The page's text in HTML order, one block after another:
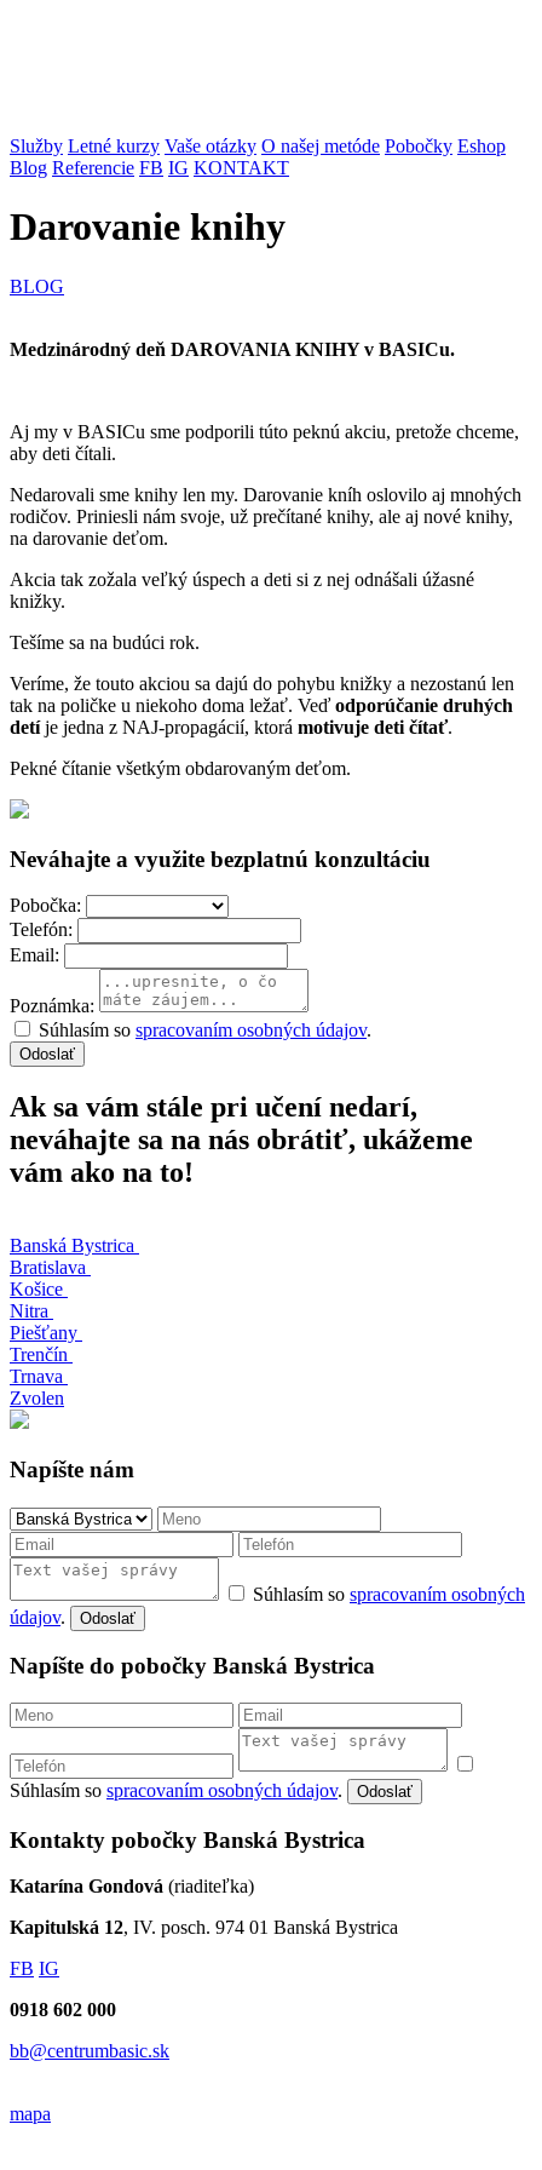
Služby Letné kurzy Vaše otázky O našej metóde Pobočky Eshop
Blog Referencie FB IG KONTAKT
Darovanie knihy
BLOG
Medzinárodný deň DAROVANIA KNIHY v BASICu.
Aj my v BASICu sme podporili túto peknú akciu, pretože chceme,
aby deti čítali.
Nedarovali sme knihy len my. Darovanie kníh oslovilo aj mnohých
rodičov. Priniesli nám svoje, už prečítané knihy, ale aj nové knihy,
na darovanie deťom.
Akcia tak zožala veľký úspech a deti si z nej odnášali úžasné
knižky.
Tešíme sa na budúci rok.
Veríme, že touto akciou sa dajú do pohybu knižky a nezostanú len
tak na poličke u niekoho doma ležať. Veď odporúčanie druhých
detíje jedna z NAJ-propagácií, ktorá motivuje deti čítať.
Pekné čítanie všetkým obdarovaným deťom.
Neváhajte a využite bezplatnú konzultáciu
Pobočka:
Telefón:
Email:
Poznámka:
Súhlasím so spracovaním osobných údajov.
Odoslať
Ak sa vám stále pri učení nedarí,
neváhajte sa na nás obrátiť, ukážeme
vám ako na to!
Banská Bystrica
Bratislava
Košice
Nitra
Piešťany
Trenčín
Trnava
Zvolen
Napíšte nám
Súhlasím so spracovaním osobných
údajov. Odoslať
Napíšte do pobočky Banská Bystrica
Súhlasím so spracovaním osobných údajov. Odoslať
Kontakty pobočky Banská Bystrica
Katarína Gondová (riaditeľka)
Kapitulská 12, IV. posch. 974 01 Banská Bystrica
FB IG
0918 602 000
bb@centrumbasic.sk
mapa